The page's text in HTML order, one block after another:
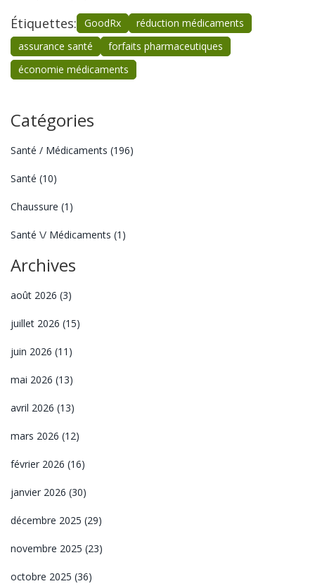
Étiquettes: GoodRx
réduction médicaments
assurance santé
forfaits pharmaceutiques
économie médicaments
Catégories
Santé / Médicaments (196)
Santé (10)
Chaussure (1)
Santé \/ Médicaments (1)
Archives
août 2026 (3)
juillet 2026 (15)
juin 2026 (11)
mai 2026 (13)
avril 2026 (13)
mars 2026 (12)
février 2026 (16)
janvier 2026 (30)
décembre 2025 (29)
novembre 2025 (23)
octobre 2025 (36)